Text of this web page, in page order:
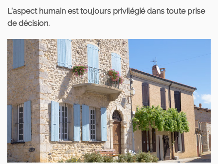
L’aspect humain est toujours privilégié dans toute prise
de décision.